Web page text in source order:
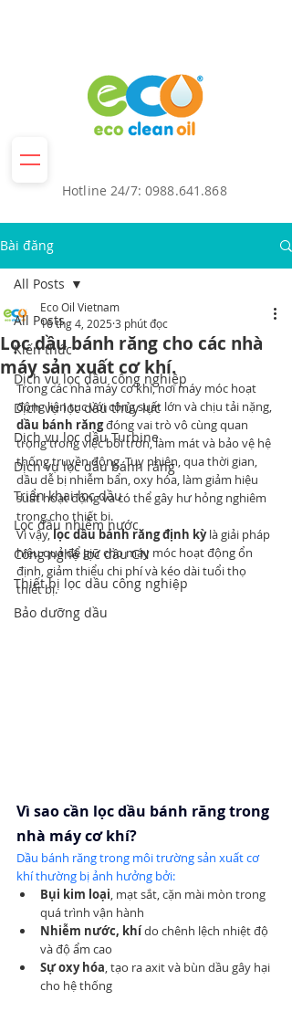
Hotline 24/7: 0988.641.868
Bài đăng
All Posts
Kiến thức
Dịch vụ lọc dầu công nghiệp
Dịch vụ lọc dầu thủy lực
Dịch vụ lọc dầu Turbine
Dịch vụ lọc dầu bánh răng
Triển khai lọc dầu
Lọc dầu nhiễm nước
Công nghệ lọc dầu CN
Thiết bị lọc dầu công nghiệp
Bảo dưỡng dầu
All Posts
Lọc dầu bánh răng cho các nhà
máy sản xuất cơ khí.
Eco Oil Vietnam
16 thg 4, 2025 3 phút đọc
Trong các nhà máy cơ khí, nơi máy móc hoạt
động liên tục với công suất lớn và chịu tải nặng,
dầu bánh răng đóng vai trò vô cùng quan
trọng trong việc bôi trơn, làm mát và bảo vệ hệ
thống truyền động. Tuy nhiên, qua thời gian,
dầu dễ bị nhiễm bẩn, oxy hóa, làm giảm hiệu
suất hoạt động và có thể gây hư hỏng nghiêm
trọng cho thiết bị.
Vì vậy, lọc dầu bánh răng định kỳ là giải pháp
hiệu quả để giữ cho máy móc hoạt động ổn
định, giảm thiểu chi phí và kéo dài tuổi thọ
thiết bị.
Vì sao cần lọc dầu bánh răng trong
nhà máy cơ khí?
Dầu bánh răng trong môi trường sản xuất cơ
khí thường bị ảnh hưởng bởi:
Bụi kim loại, mạt sắt, cặn mài mòn trong
quá trình vận hành
Nhiễm nước, khí do chênh lệch nhiệt độ
và độ ẩm cao
Sự oxy hóa, tạo ra axit và bùn dầu gây hại
cho hệ thống